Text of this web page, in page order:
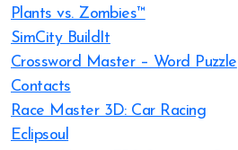
Plants vs. Zombies™
SimCity BuildIt
Crossword Master – Word Puzzle
Contacts
Race Master 3D: Car Racing
Eclipsoul